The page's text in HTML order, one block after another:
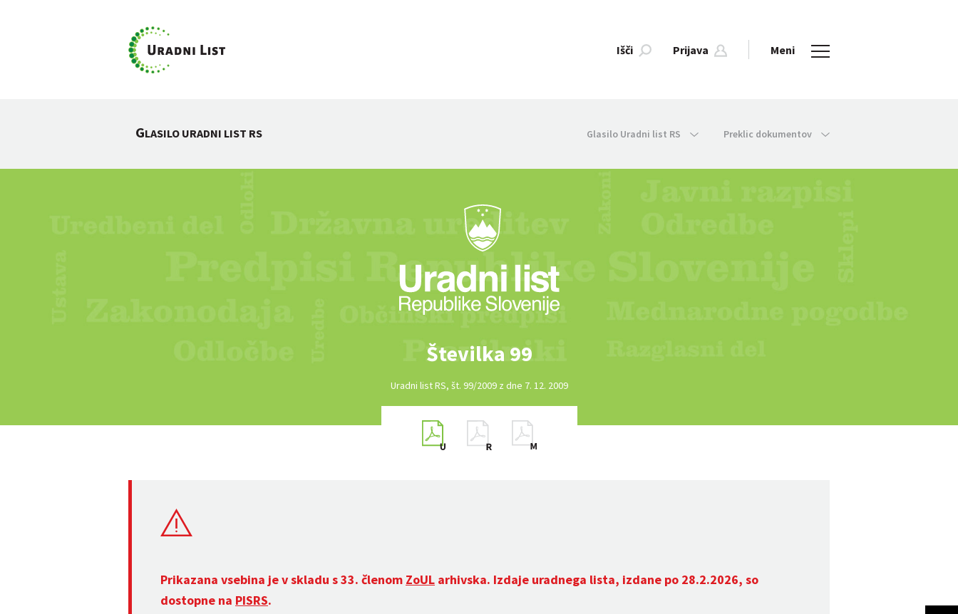
Išči Prijava Meni
GLASILO URADNI LIST RS Glasilo Uradni list RS Preklic dokumentov
Številka 99
Uradni list RS, št. 99/2009 z dne 7. 12. 2009
Prikazana vsebina je v skladu s 33. členom ZoUL arhivska. Izdaje uradnega lista, izdane po 28.2.2026, so
dostopne na PISRS.